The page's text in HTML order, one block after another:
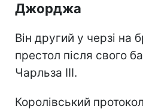
Джорджа
Він другий у черзі на
престол після свого
Чарльза III.
Королівський